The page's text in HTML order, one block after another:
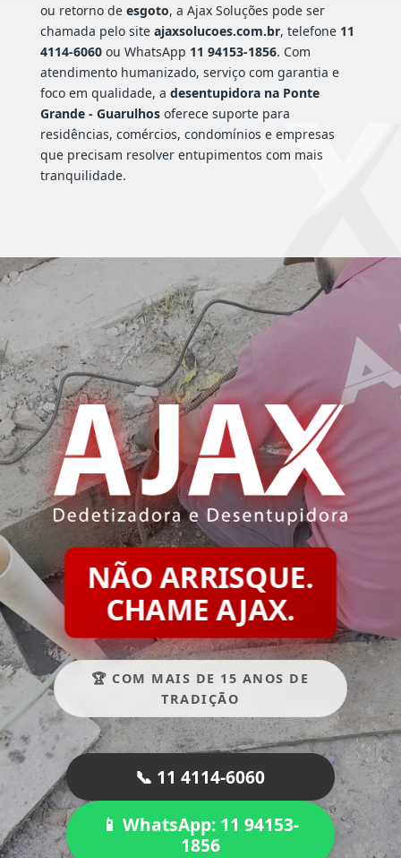
ou retorno de esgoto, a Ajax Soluções pode ser
chamada pelo site ajaxsolucoes.com.br, telefone 11
4114-6060ou WhatsApp 11 94153-1856. Com
atendimento humanizado, serviço com garantia e
foco em qualidade, a desentupidora na Ponte
Grande - Guarulhosoferece suporte para
residências, comércios, condomínios e empresas
que precisam resolver entupimentos com mais
tranquilidade.
NÃO ARRISQUE.
CHAME AJAX.
🏆 COM MAIS DE 15 ANOS DE
TRADIÇÃO
📞 11 4114-6060
📱 WhatsApp: 11 94153-
1856